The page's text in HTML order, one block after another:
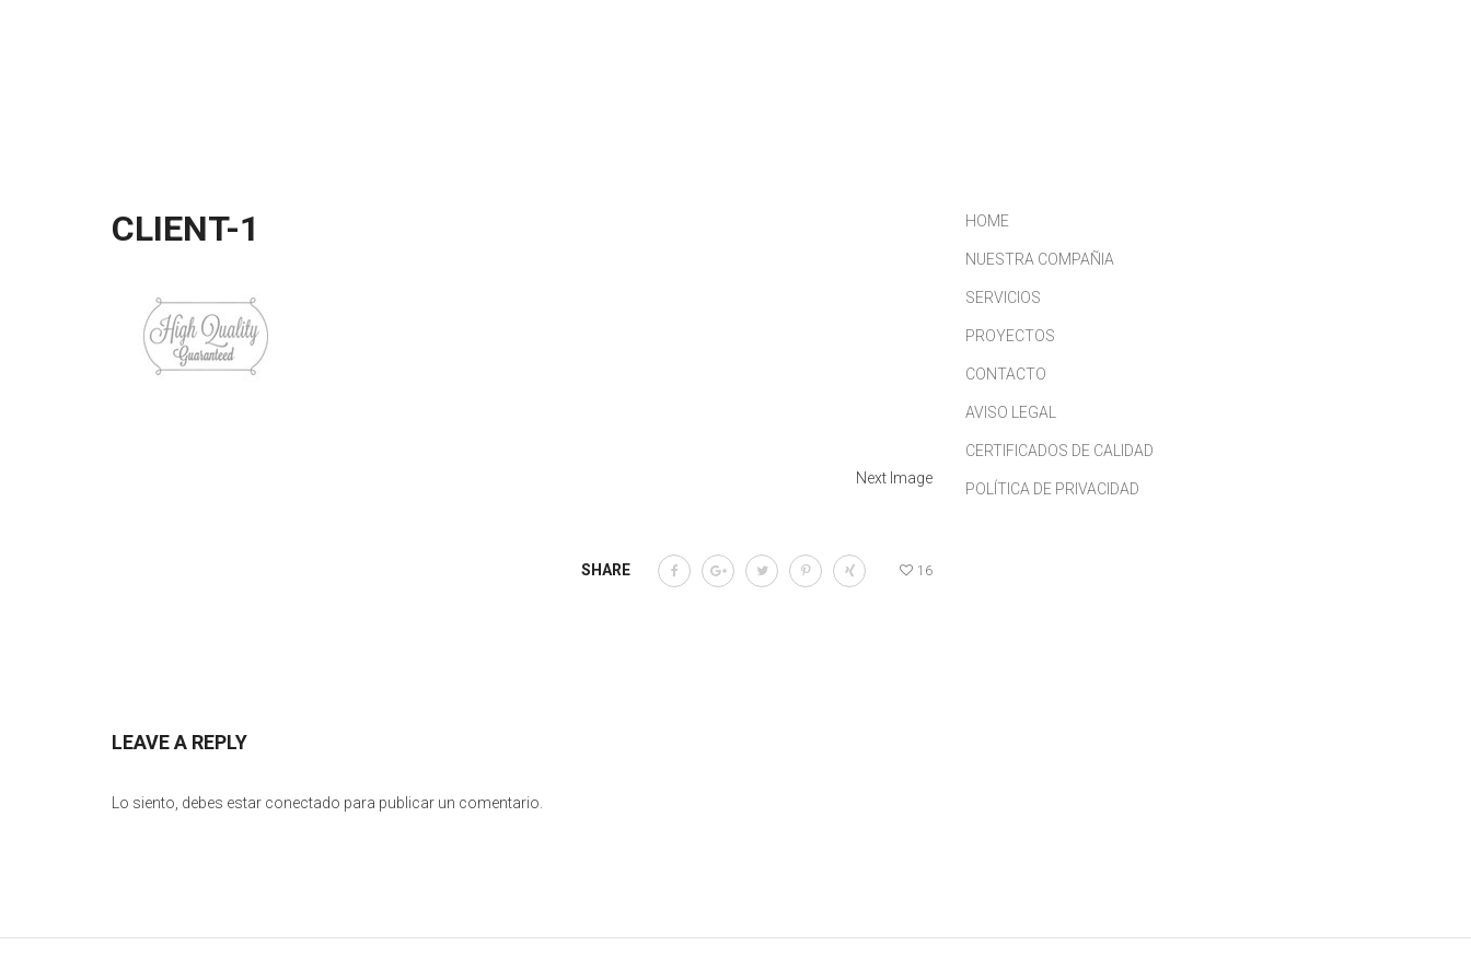
CLIENT-1
Next Image
SHARE 16
LEAVE A REPLY
Lo siento, debes estar conectado para publicar un comentario.
HOME
NUESTRA COMPAÑIA
SERVICIOS
PROYECTOS
CONTACTO
AVISO LEGAL
CERTIFICADOS DE CALIDAD
POLÍTICA DE PRIVACIDAD